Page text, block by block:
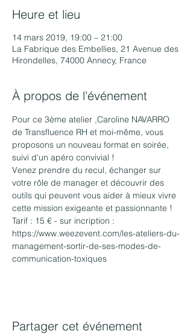
Heure et lieu
14 mars 2019, 19:00 – 21:00
La Fabrique des Embellies, 21 Avenue des
Hirondelles, 74000 Annecy, France
À propos de l'événement
Pour ce 3ème atelier ,Caroline NAVARRO
de Transfluence RH et moi-même, vous
proposons un nouveau format en soirée,
suivi d'un apéro convivial !
Venez prendre du recul, échanger sur
votre rôle de manager et découvrir des
outils qui peuvent vous aider à mieux vivre
cette mission exigeante et passionnante !
Tarif : 15 € - sur incription :
https://www.weezevent.com/les-ateliers-du-
management-sortir-de-ses-modes-de-
communication-toxiques
Partager cet événement